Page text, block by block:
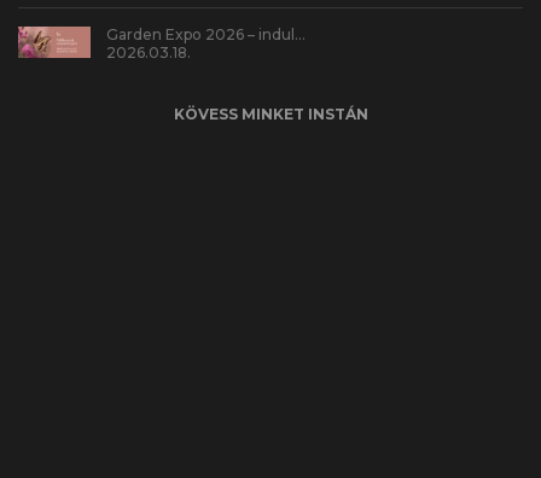
Garden Expo 2026 – indul…
2026.03.18.
KÖVESS MINKET INSTÁN